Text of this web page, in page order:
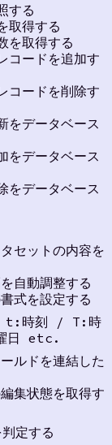
する
取得する
を取得する
コードを追加す
コードを削除す
をデータベース
をデータベース
をデータベース
ットの内容を
動調整する
を設定する
t:時刻 / T:時
日 etc.
ドを連結した
状態を取得す
定する